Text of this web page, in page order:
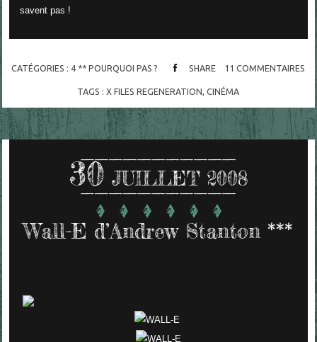
savent pas !
CATÉGORIES : 4 ** POURQUOI PAS ? SHARE 11 COMMENTAIRES
TAGS :X FILES REGENERATION,CINÉMA
30 JUILLET 2008
Wall-E d’Andrew Stanton ***